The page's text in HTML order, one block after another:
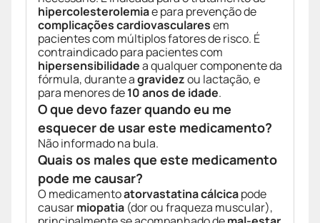
hipercolesterolemiae para prevenção de
complicações cardiovascularesem
pacientes com múltiplos fatores de risco. É
contraindicado para pacientes com
hipersensibilidadea qualquer componente da
fórmula, durante agravidezou lactação, e
para menores de10 anos de idade.
O que devo fazer quando eu me
esquecer de usar este medicamento?
Não informado na bula.
Quais os males que este medicamento
pode me causar?
O medicamentoatorvastatina cálcicapode
causarmiopatia (dor ou fraqueza muscular),